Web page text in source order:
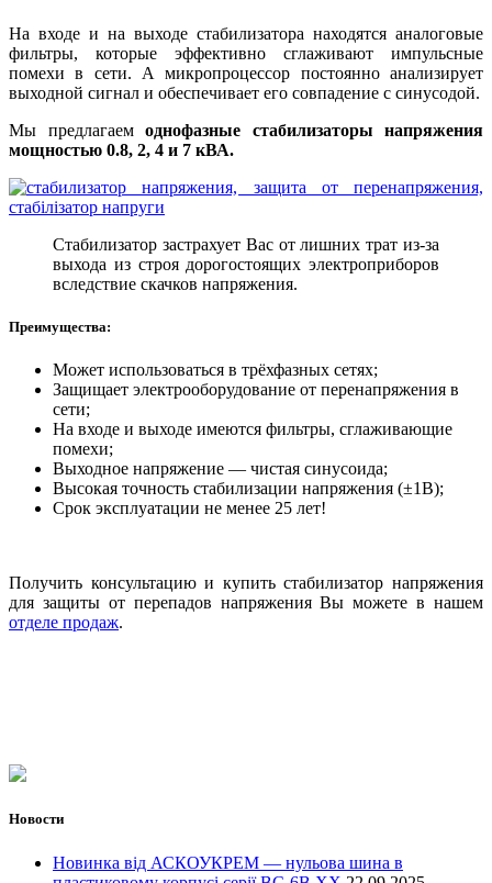
На входе и на выходе стабилизатора находятся аналоговые
фильтры, которые эффективно сглаживают импульсные
помехи в сети. А микропроцессор постоянно анализирует
выходной сигнал и обеспечивает его совпадение с синусодой.
Мы предлагаем однофазные стабилизаторы напряжения
мощностью 0.8, 2, 4 и 7 кВА.
Стабилизатор застрахует Вас от лишних трат из-за
выхода из строя дорогостоящих электроприборов
вследствие скачков напряжения.
Преимущества:
Может использоваться в трёхфазных сетях;
Защищает электрооборудование от перенапряжения в
сети;
На входе и выходе имеются фильтры, сглаживающие
помехи;
Выходное напряжение — чистая синусоида;
Высокая точность стабилизации напряжения (±1В);
Срок эксплуатации не менее 25 лет!
Получить консультацию и купить стабилизатор напряжения
для защиты от перепадов напряжения Вы можете в нашем
отделе продаж.
Новости
Новинка від АСКОУКРЕМ — нульова шина в